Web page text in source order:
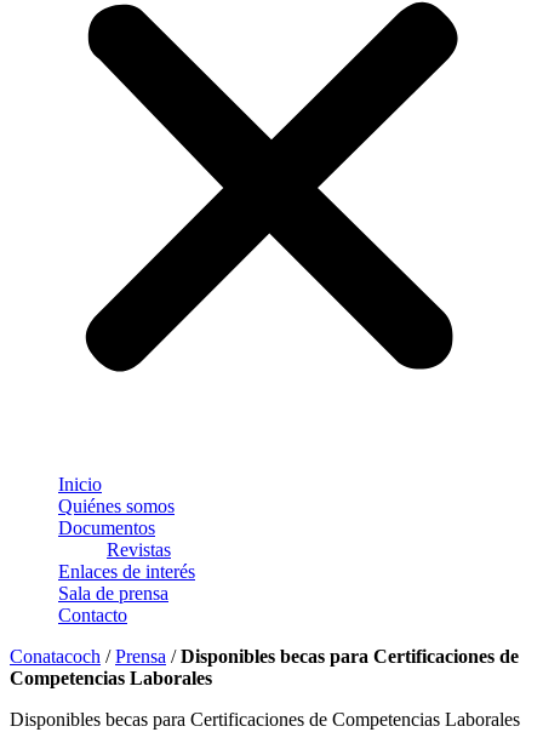
Inicio
Quiénes somos
Documentos
Revistas
Enlaces de interés
Sala de prensa
Contacto
Conatacoch /Prensa /Disponibles becas para Certificaciones de
Competencias Laborales
Disponibles becas para Certificaciones de Competencias Laborales